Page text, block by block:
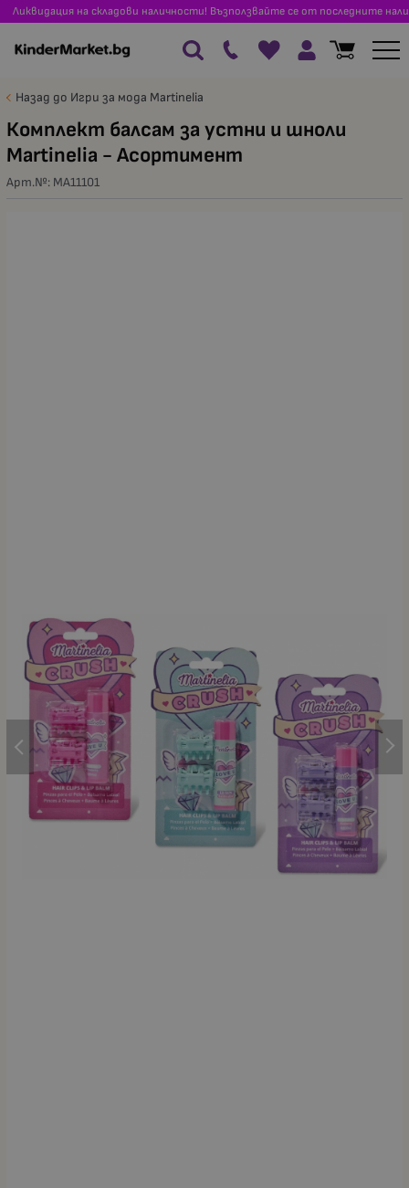
Ликвидация на складови наличности! Възползвайте се от последните
Назад до Игри за мода Martinelia
Комплект балсам за устни и шноли
Martinelia - Асортимент
Арт.№: MA11101